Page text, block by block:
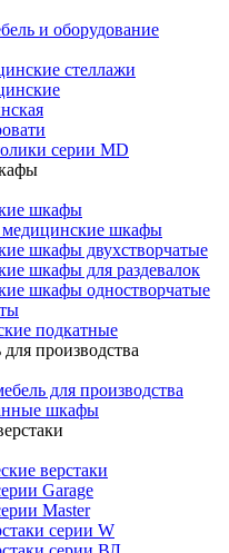
и оборудование
стеллажи
серии MD
шкафы
шкафы
шкафы двухстворчатые
шкафы для раздевалок
шкафы одностворчатые
подкатные
производства
для производства
шкафы
верстаки
Garage
Master
серии W